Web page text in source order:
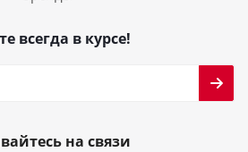
всегда в курсе!
на связи